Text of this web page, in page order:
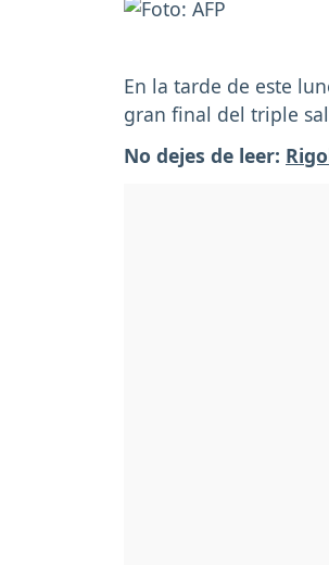
En la tarde de este
gran final del triple
No dejes de leer: